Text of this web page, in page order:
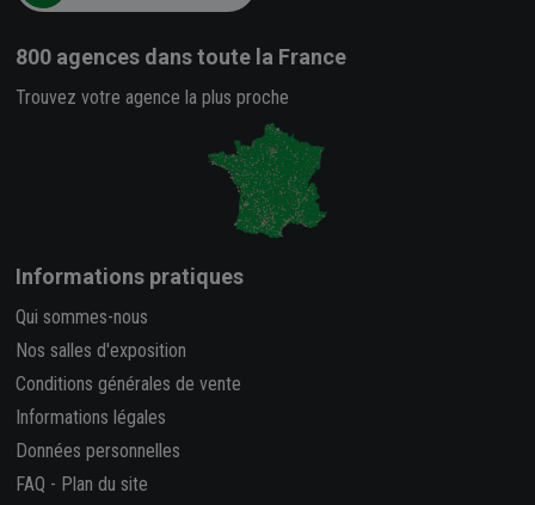
800 agences dans toute la France
Trouvez votre agence la plus proche
Informations pratiques
Qui sommes-nous
Nos salles d'exposition
Conditions générales de vente
Informations légales
Données personnelles
FAQ - Plan du site